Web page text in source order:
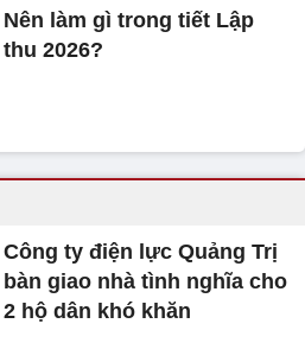
Nên làm gì trong tiết Lập
thu 2026?
Công ty điện lực Quảng Trị
bàn giao nhà tình nghĩa cho
2 hộ dân khó khăn